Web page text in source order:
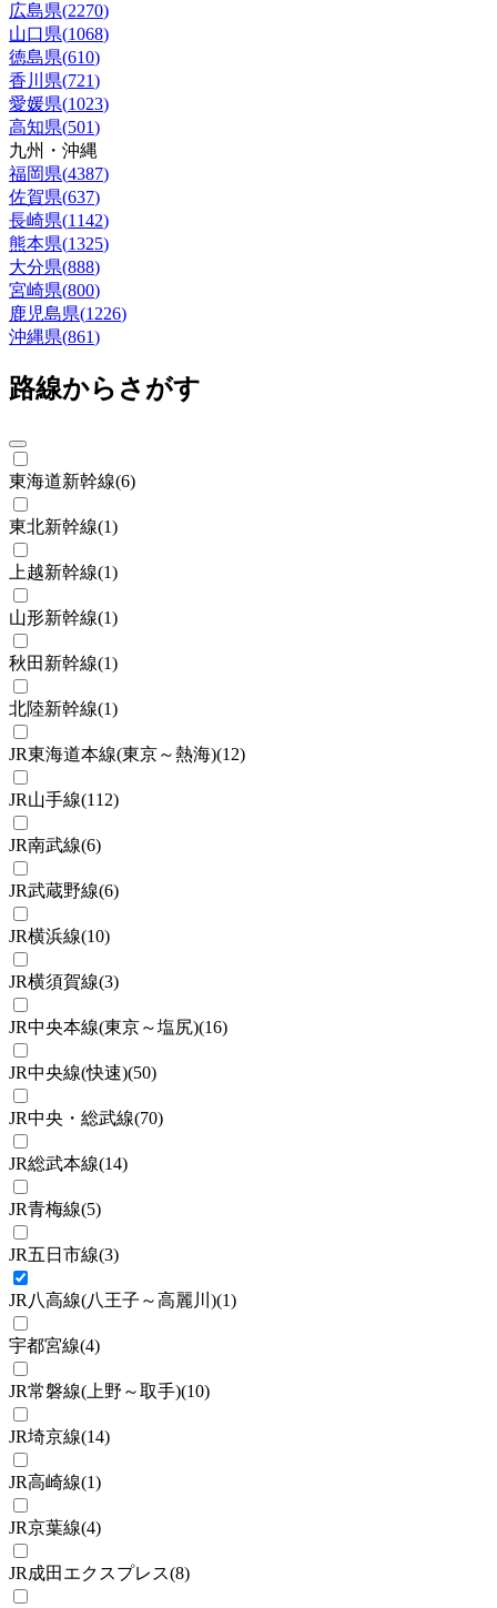
広島県(2270)
山口県(1068)
徳島県(610)
香川県(721)
愛媛県(1023)
高知県(501)
九州・沖縄
福岡県(4387)
佐賀県(637)
長崎県(1142)
熊本県(1325)
大分県(888)
宮崎県(800)
鹿児島県(1226)
沖縄県(861)
路線からさがす
東海道新幹線(6)
東北新幹線(1)
上越新幹線(1)
山形新幹線(1)
秋田新幹線(1)
北陸新幹線(1)
JR東海道本線(東京～熱海)(12)
JR山手線(112)
JR南武線(6)
JR武蔵野線(6)
JR横浜線(10)
JR横須賀線(3)
JR中央本線(東京～塩尻)(16)
JR中央線(快速)(50)
JR中央・総武線(70)
JR総武本線(14)
JR青梅線(5)
JR五日市線(3)
JR八高線(八王子～高麗川)(1)
宇都宮線(4)
JR常磐線(上野～取手)(10)
JR埼京線(14)
JR高崎線(1)
JR京葉線(4)
JR成田エクスプレス(8)